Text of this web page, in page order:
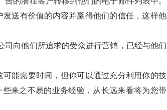
送有价值的内容并赢得他们的信任，这样他
司向他们所追求的受众进行营销，已经与他们
能需要时间，但你可以通过充分利用你的技
来之不易的业务经验，从长远来看将为您带